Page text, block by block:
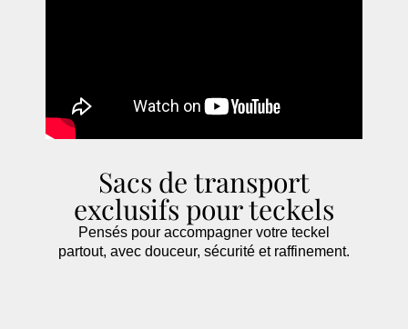
Sacs de transport
exclusifs pour teckels
Pensés pour accompagner votre teckel
partout, avec douceur, sécurité et raffinement.